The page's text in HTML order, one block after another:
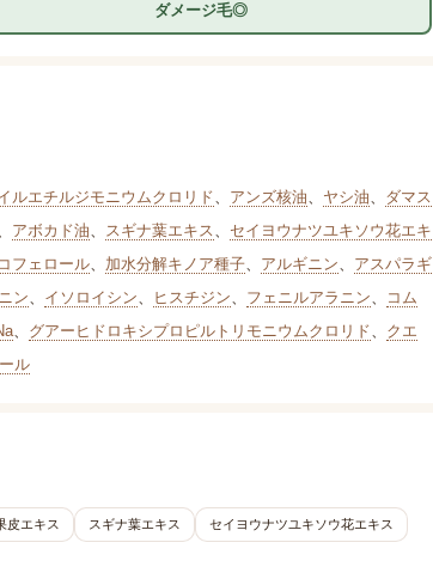
ダメージ毛◎
ルエチルジモニウムクロリド、 アンズ核油、 ヤシ油、 ダマス
アボカド油、 スギナ葉エキス、 セイヨウナツユキソウ花エキ
フェロール、 加水分解キノア種子、 アルギニン、 アスパラギ
ン、 イソロイシン、 ヒスチジン、 フェニルアラニン、
コム
、 グアーヒドロキシプロピルトリモニウムクロリド、 クエ
ル
皮エキス スギナ葉エキス セイヨウナツユキソウ花エキス